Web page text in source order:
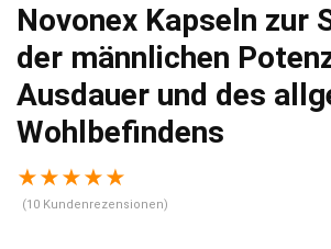
Novonex Kapseln zur
der männlichen
Ausdauer und des
Wohlbefindens
★★★★★
(10 Kundenrezensionen)